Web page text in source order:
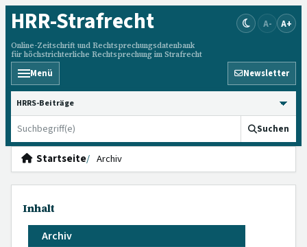
HRR-Strafrecht
Online-Zeitschrift und Rechtsprechungsdatenbank
für höchstrichterliche Rechtsprechung im Strafrecht
A- A+
Menü Newsletter
HRRS durchsuchen
Suchen
Startseite Archiv
Inhalt
Archiv